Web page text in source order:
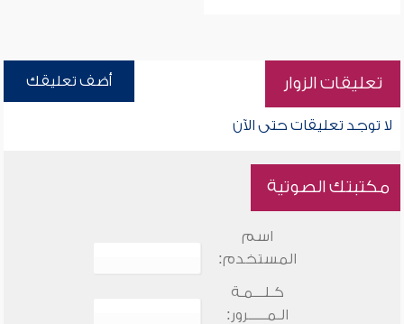
تعليقات الزوار أضف تعليقك
لا توجد تعليقات حتى الآن
مكتبتك الصوتية
اسم
المستخدم:
كـلـــمـة
الـمـــــرور: